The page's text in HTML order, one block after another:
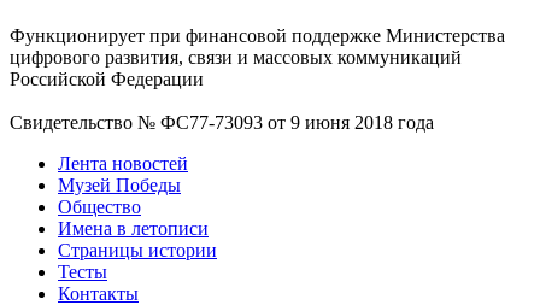
Функционирует при финансовой поддержке Министерства
цифрового развития, связи и массовых коммуникаций
Российской Федерации
Свидетельство № ФС77-73093 от 9 июня 2018 года
Лента новостей
Музей Победы
Общество
Имена в летописи
Страницы истории
Тесты
Контакты